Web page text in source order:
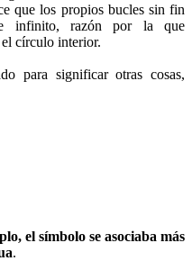
que los propios bucles sin fin
infinito, razón por la que
círculo interior.
para significar otras cosas,
el símbolo se asociaba más
.